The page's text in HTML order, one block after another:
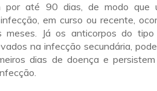
por até 90 dias, de modo que
em curso ou recente,
Já os anticorpos do tipo
na infecção secundária,
dias de doença e